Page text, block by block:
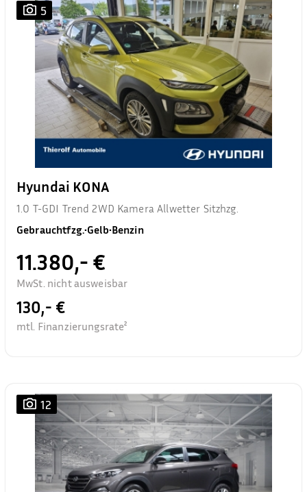
5
Hyundai KONA
1.0 T-GDI Trend 2WD Kamera Allwetter Sitzhzg.
Gebrauchtfzg.•Gelb•Benzin
11.380,- €
MwSt. nicht ausweisbar
130,- €
mtl. Finanzierungsrate²
12